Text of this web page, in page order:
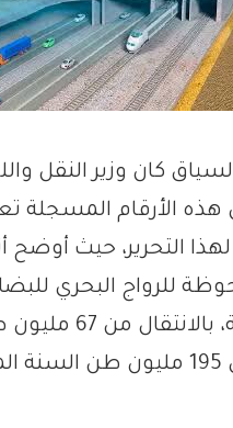
كان وزير النقل
الأرقام المسجلة
لهذا التحرير، حيث
في المائة،